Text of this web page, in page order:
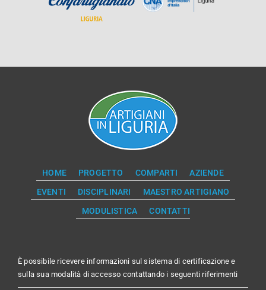
HOME PROGETTO COMPARTI
AZIENDE
EVENTI
DISCIPLINARI
MAESTRO ARTIGIANO
MODULISTICA
CONTATTI
È possibile ricevere informazioni sul sistema di certificazione e
sulla sua modalità di accesso contattando i seguenti riferimenti